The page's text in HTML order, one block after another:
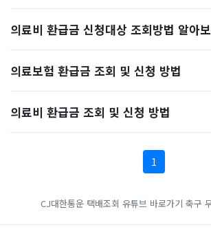
의료비 환급금 신청대상 조회방법 알아
의료보험 환급금 조회 및 신청 방법
의료비 환급금 조회 및 신청 방법
1
CJ대한통운 택배조회 유튜브 바로가기 축구